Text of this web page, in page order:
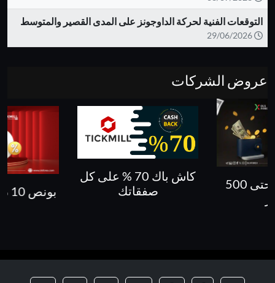
التوقعات الفنية لحركة الداوجونز على المدى القصير والمتوسط
عروض الشركات
بونص 30% حتى 500
كاش باك 70 % على كل
صفقاتك
بونص 10 % على الايداع